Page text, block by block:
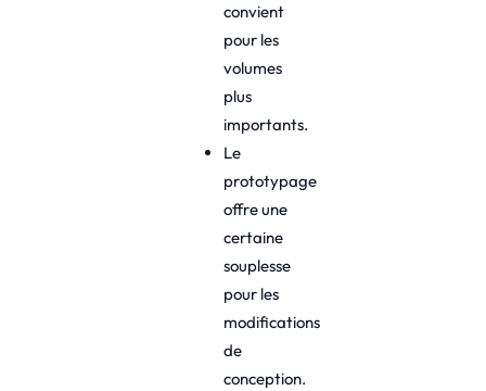
convient
pour les
volumes
plus
importants.
Le
prototypage
offre une
certaine
souplesse
pour les
modifications
de
conception.